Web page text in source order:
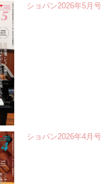
ショパン2026年5月号
ショパン2026年4月号